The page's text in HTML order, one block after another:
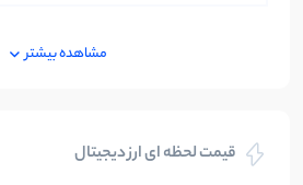
بلاکچین
مشاهده بیشتر
قیمت لحظه ای ارز دیجیتال